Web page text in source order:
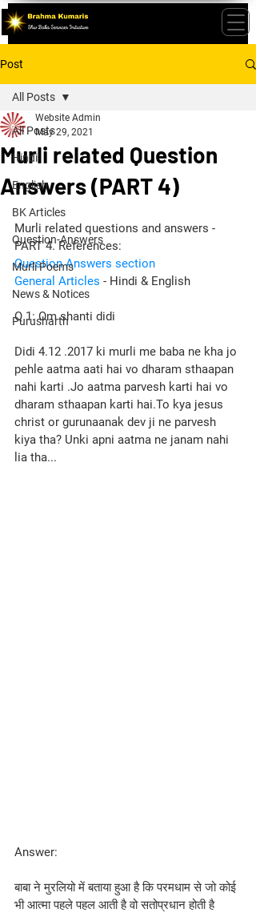
Post
All Posts
Hindi
English
BK Articles
Question-Answers
Murli Poems
News & Notices
Purusharth
All Posts
Murli related Question
Answers (PART 4)
Website Admin
May 29, 2021
Murli related questions and answers -
PART 4. References:
Question Answers section
General Articles - Hindi & English
Q 1: Om shanti didi
Didi 4.12 .2017 ki murli me baba ne kha jo
pehle aatma aati hai vo dharam sthaapan
nahi karti .Jo aatma parvesh karti hai vo
dharam sthaapan karti hai.To kya jesus
christ or gurunaanak dev ji ne parvesh
kiya tha? Unki apni aatma ne janam nahi
lia tha...
Answer:
बाबा ने मुरलियो में बताया हुआ है कि परमधाम से जो कोई
भी आत्मा पहले पहल आती है वो सतोप्रधान होती है